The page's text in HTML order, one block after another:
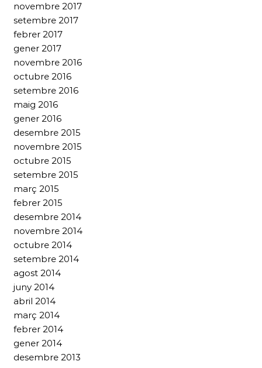
novembre 2017
setembre 2017
febrer 2017
gener 2017
novembre 2016
octubre 2016
setembre 2016
maig 2016
gener 2016
desembre 2015
novembre 2015
octubre 2015
setembre 2015
març 2015
febrer 2015
desembre 2014
novembre 2014
octubre 2014
setembre 2014
agost 2014
juny 2014
abril 2014
març 2014
febrer 2014
gener 2014
desembre 2013